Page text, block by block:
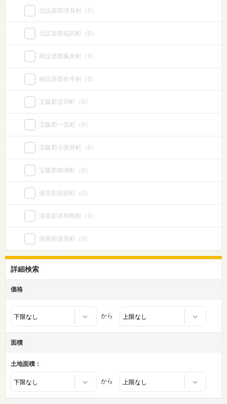
北設楽郡津具村 （0）
北設楽郡稲武町 （0）
南設楽郡鳳来町 （0）
南設楽郡作手村 （0）
宝飯郡音羽町 （0）
宝飯郡一宮町 （0）
宝飯郡小坂井町 （0）
宝飯郡御津町 （0）
渥美郡田原町 （0）
渥美郡赤羽根町 （0）
渥美郡渥美町 （0）
詳細検索
価格
から
面積
土地面積：
から